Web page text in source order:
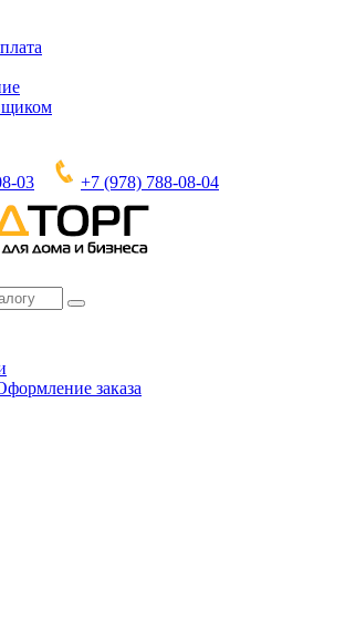
03 +7 (978) 788-08-04
заказа